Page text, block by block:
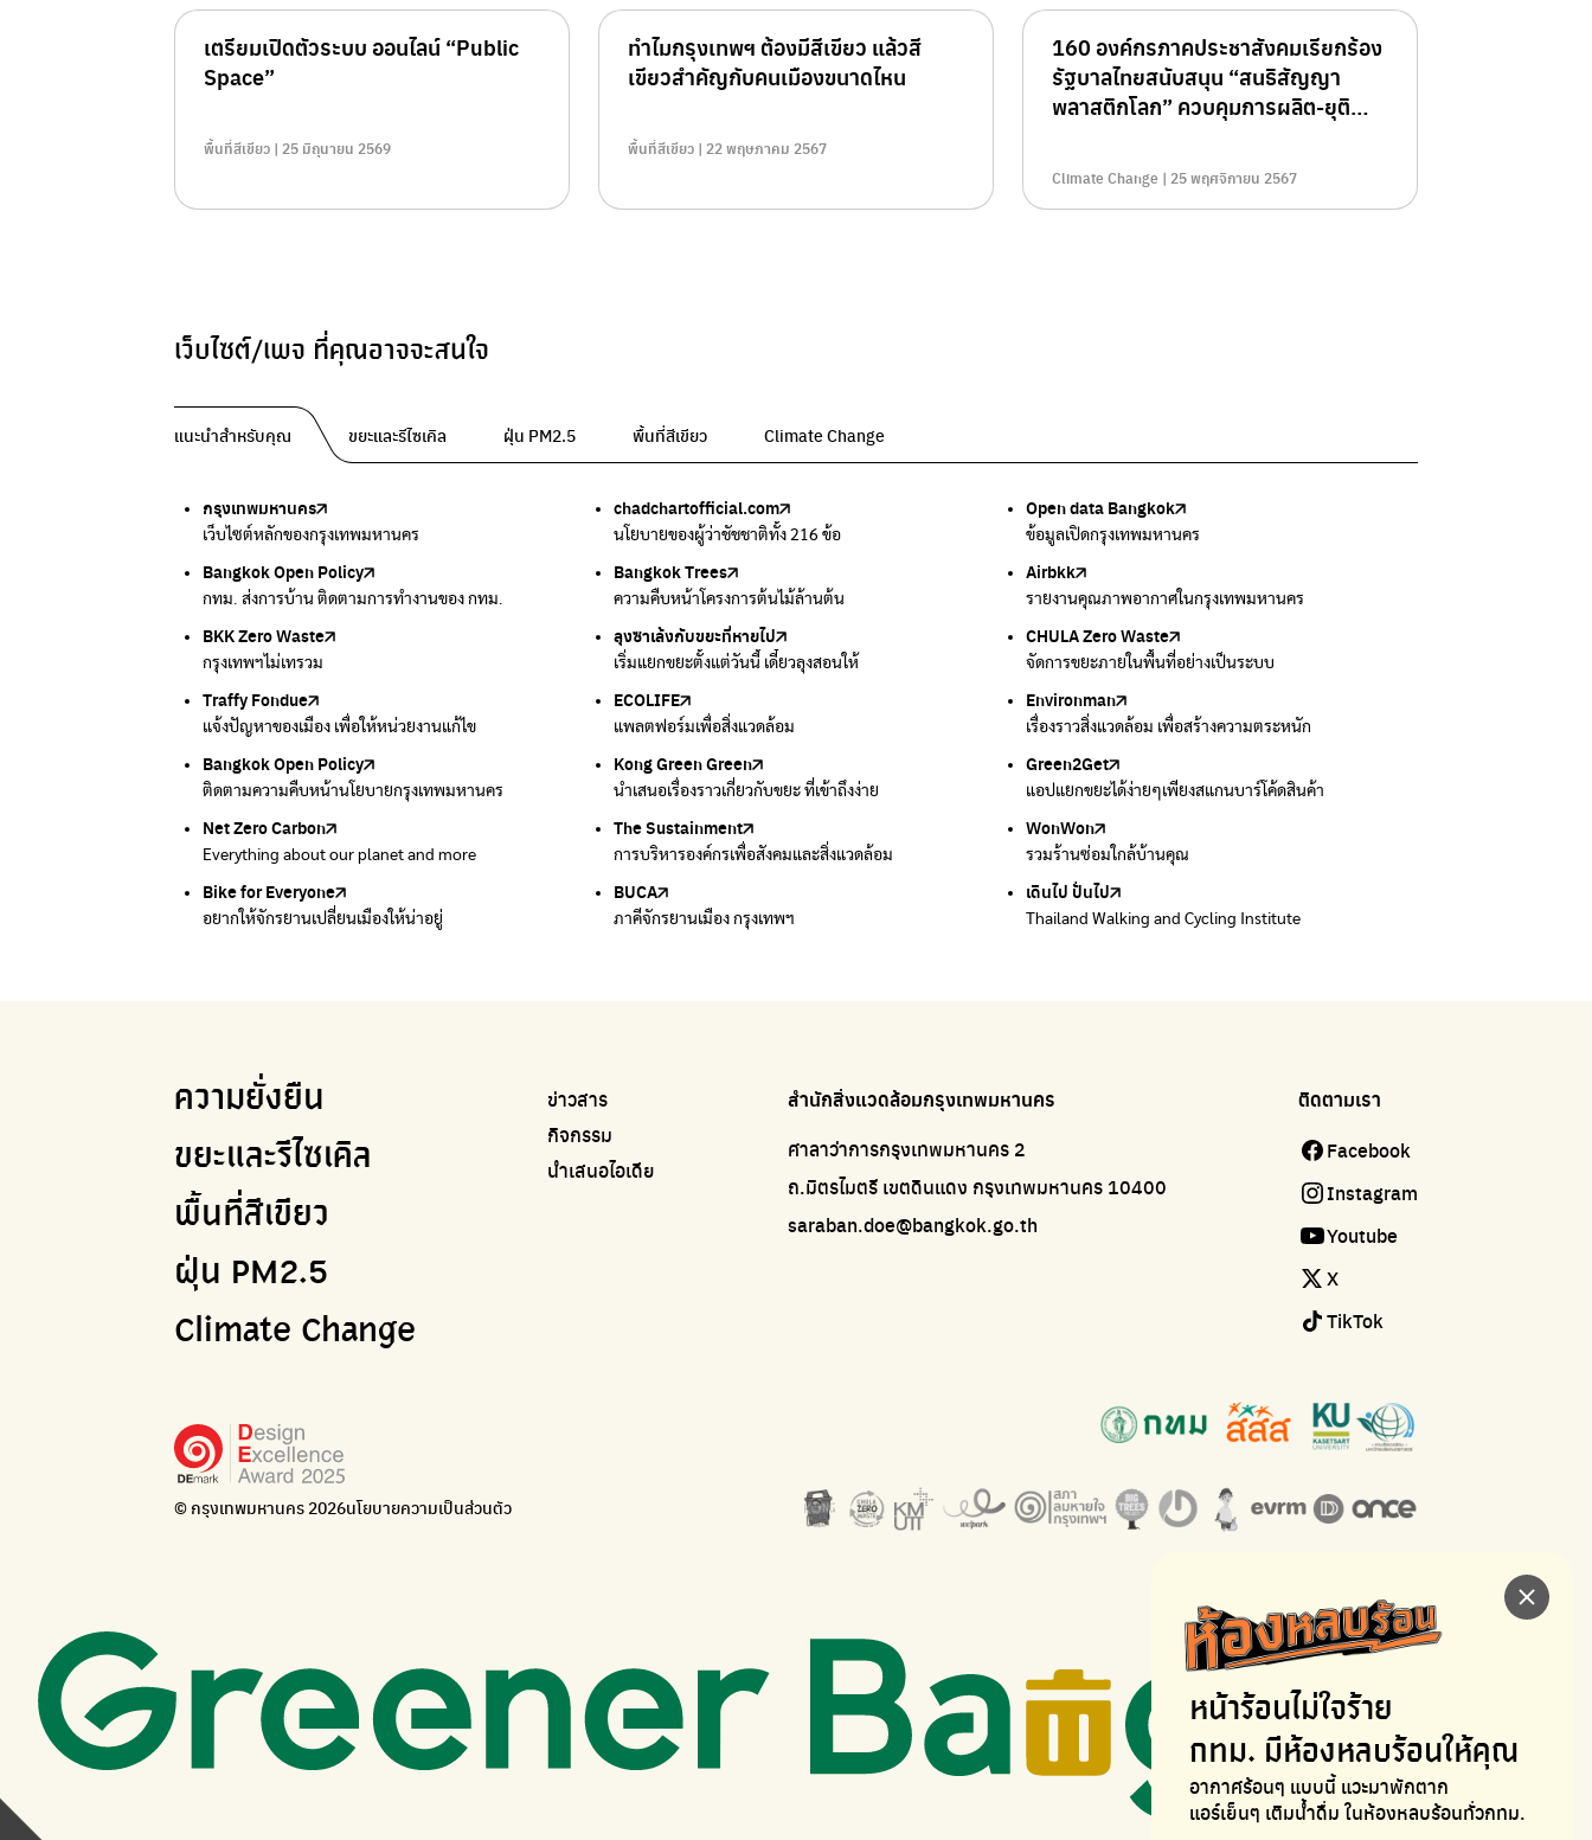
หน้าร้อนไม่ใจร้าย
กทม. มีห้องหลบร้อนให้คุณ
อากาศร้อนๆ แบบนี้ แวะมาพักตาก
แอร์เย็นๆ เติมน้ำดื่ม ในห้องหลบร้อนทั่วกทม.
เตรียมเปิดตัวระบบ ออนไลน์ “Public
Space”
พื้นที่สีเขียว | 25 มิถุนายน 2569
ทำไมกรุงเทพฯ ต้องมีสีเขียว แล้วสี
เขียวสำคัญกับคนเมืองขนาดไหน
พื้นที่สีเขียว | 22 พฤษภาคม 2567
160 องค์กรภาคประชาสังคมเรียกร้อง
รัฐบาลไทยสนับสนุน “สนธิสัญญา
พลาสติกโลก” ควบคุมการผลิต-ยุติ
Climate Change | 25 พฤศจิกายน 2567
เว็บไซต์/เพจ ที่คุณอาจจะสนใจ
แนะนำสำหรับคุณ ขยะและรีไซเคิล ฝุ่น PM2.5 พื้นที่สีเขียว Climate Change
กรุงเทพมหานคร
เว็บไซต์หลักของกรุงเทพมหานคร
chadchartofficial.com
นโยบายของผู้ว่าชัชชาติทั้ง 216 ข้อ
Open data Bangkok
ข้อมูลเปิดกรุงเทพมหานคร
Bangkok Open Policy
กทม. ส่งการบ้าน ติดตามการทำงานของ กทม.
Bangkok Trees
ความคืบหน้าโครงการต้นไม้ล้านต้น
Airbkk
รายงานคุณภาพอากาศในกรุงเทพมหานคร
BKK Zero Waste
กรุงเทพฯไม่เทรวม
ลุงซาเล้งกับขยะที่หายไป
เริ่มแยกขยะตั้งแต่วันนี้ เดี๋ยวลุงสอนให้
CHULA Zero Waste
จัดการขยะภายในพื้นที่อย่างเป็นระบบ
Traffy Fondue
แจ้งปัญหาของเมือง เพื่อให้หน่วยงานแก้ไข
ECOLIFE
แพลตฟอร์มเพื่อสิ่งแวดล้อม
Environman
เรื่องราวสิ่งแวดล้อม เพื่อสร้างความตระหนัก
Bangkok Open Policy
ติดตามความคืบหน้านโยบายกรุงเทพมหานคร
Kong Green Green
นำเสนอเรื่องราวเกี่ยวกับขยะ ที่เข้าถึงง่าย
Green2Get
แอปแยกขยะได้ง่ายๆเพียงสแกนบาร์โค้ดสินค้า
Net Zero Carbon
Everything about our planet and more
The Sustainment
การบริหารองค์กรเพื่อสังคมและสิ่งแวดล้อม
WonWon
รวมร้านซ่อมใกล้บ้านคุณ
Bike for Everyone
อยากให้จักรยานเปลี่ยนเมืองให้น่าอยู่
BUCA
ภาคีจักรยานเมือง กรุงเทพฯ
เดินไป ปั่นไป
Thailand Walking and Cycling Institute
Traffy Fondue
แจ้งปัญหาขยะ เพื่อให้หน่วยงานแก้ไข
BKK Zero Waste
กรุงเทพฯไม่เทรวม
ลุงซาเล้งกับขยะที่หายไป
เริ่มแยกขยะตั้งแต่วันนี้ เดี๋ยวลุงสอนให้
CHULA Zero Waste
จัดการขยะภายในพื้นที่อย่างเป็นระบบ
Green2Get
แอปแยกขยะได้ง่ายๆเพียงสแกนบาร์โค้ดสินค้า
Kong Green Green
นำเสนอเรื่องราวเกี่ยวกับขยะ ที่เข้าถึงง่าย
กรมควบคุมมลพิษ
แหล่งข้อมูลเกี่ยวกับมาตรฐานคุณภาพอากาศ น้ำ และเสียง
มูลนิธิโลกสีเขียว
สร้างโลกเขียวด้วยพลังเรียนรู้
How to ting
การแยกขยะให้สนุก
Recycle day
Platform เปลี่ยนพฤติกรรมการแยกขยะ
Plaplus
แพลตฟอร์มการจัดการพลาสติกชีวภาพหลังการกินดื่ม
Loopers
รวบรวมและส่งต่อเสื้อผ้ามือสองคุณภาพดี
WASTE BUY delivery
รับซื้อขยะถึงบ้าน
ECOLIFE
แพลตฟอร์มเพื่อสิ่งแวดล้อม
ทิ้ง E-Waste กับ AIS
กำจัด E-waste อย่างถูกวิธี ตามจุดรับ และไปรษณีย์
Green map
แผนที่เกี่ยวกับการแยกขยะแบบครบจบในที่เดียว
มือวิเศษกรุงเทพ
บริจาคขยะไปอัพไซเคิลเป็นชุดพนักงานกวาดถนน
WonWon
รวมร้านซ่อมใกล้บ้านคุณ
Traffy Fondue
แจ้งปัญหาฝุ่น เพื่อให้หน่วยงานแก้ไข
Airbkk
รายงานคุณภาพอากาศในกรุงเทพมหานคร
Air4Thai
ตรวจสอบสภาพอากาศรอบตัวคุณง่ายๆ
กรมควบคุมมลพิษ
แหล่งข้อมูลเกี่ยวกับมาตรฐานคุณภาพอากาศ น้ำ และเสียง
Line Alert
แจ้งเตือนฝุ่นผ่านไลน์ เมื่อค่าฝุ่นสูง
IQAir Airvisual
แอปพลิเคชั่น "หมอชัวร์" จากกรมควบคุมโรค
Greenpeace
มูลนิธิสภาประชาชนเพื่อสิ่งแวดล้อม
สำนักสิ่งแวดล้อม กรุงเทพมหานคร
ศูนย์ข้อมูลกระจายข่าวส่งเสริมอนุรักษ์พลังงาน กทม.
เตะฝุ่น
แผนที่การระบายอากาศในช่วงสูงสุดของแต่ละวัน
Bangkok Trees
ความคืบหน้าโครงการต้นไม้ล้านต้น
Greener Bangkok 2030
โครงการเพิ่มพื้นที่สีเขียวภายในปี 2030
We park
เครือข่ายพัฒนาเมืองและชุมชนสุขภาวะ
Thai Green Urban (TGU)
ระบบฐานข้อมูลด้านสิ่งแวดล้อมและพื้นที่สีเขียว
Urban Design and Development Center
ศูนย์ออกแบบและพัฒนาผังเมือง
มูลนิธิโลกสีเขียว
สร้างโลกเขียวด้วยพลังเรียนรู้
กระทรวงทรัพยากรธรรมชาติและสิ่งแวดล้อม
กรมส่งเสริมคุณภาพและสิ่งแวดล้อม
DCCE
กรมการเปลี่ยนแปลงสภาพภูมิอากาศและสิ่งแวดล้อม
BangkokStories
เรื่องราวในกรุงเทพโดยครีเอเตอร์
กรมควบคุมมลพิษ
แหล่งข้อมูลเกี่ยวกับมาตรฐานคุณภาพอากาศ น้ำ และเสียง
Greenpeace
มูลนิธิสภาประชาชนเพื่อสิ่งแวดล้อม
Climate Strike Thailand
เพจรณรงค์โครงการเพื่อสิ่งแวดล้อมในสังคม
สำนักสิ่งแวดล้อม กรุงเทพมหานคร
ศูนย์ข้อมูลกระจายข่าวส่งเสริมอนุรักษ์พลังงาน กทม.
Carbon Footprint Thailand
เรียนรู้เครื่องมือคำนวณคาร์บอนฟุตพริ้นท์
กรมอุตุนิยมวิทยา
กรมควบคุมอากาศรวมถึงการแจ้งเตือนภัยพิบัติ
Net Zero Carbon
Everything about our planet and more
EJF Thailand
Environmental Justice Foundation Thailand
35 Hours Bangkok Nature Play
โครงการ 35 ชั่วโมงการเรียนรู้ธรรมชาติผ่านการเล่น
ความยั่งยืน
ขยะและรีไซเคิล
พื้นที่สีเขียว
ฝุ่น PM2.5
Climate Change
ข่าวสาร
กิจกรรม
นำเสนอไอเดีย
สำนักสิ่งแวดล้อมกรุงเทพมหานคร
ศาลาว่าการกรุงเทพมหานคร 2
ถ.มิตรไมตรี เขตดินแดง กรุงเทพมหานคร 10400
saraban.doe@bangkok.go.th
ติดตามเรา
Facebook
Instagram
Youtube
X
TikTok
© กรุงเทพมหานคร 2026นโยบายความเป็นส่วนตัว